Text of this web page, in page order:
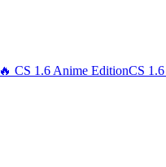
🔥 CS 1.6 Anime EditionCS